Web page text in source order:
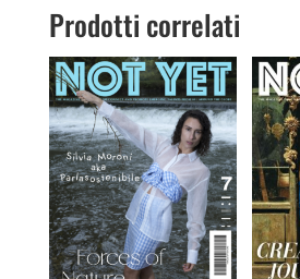
Prodotti correlati